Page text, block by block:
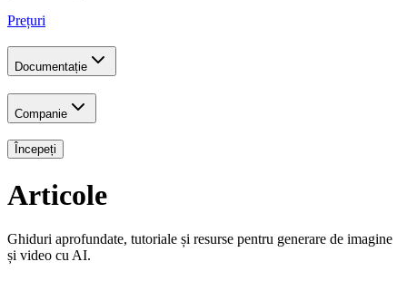
Prețuri
Documentație
Companie
Începeți
Articole
Ghiduri aprofundate, tutoriale și resurse pentru generare de imagine
și video cu AI.